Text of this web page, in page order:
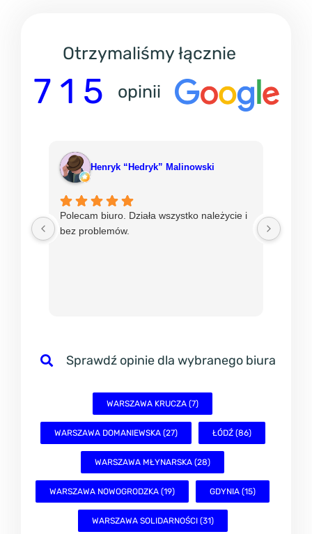
Otrzymaliśmy łącznie
7 1 5 opinii
Henryk “Hedryk” Malinowski
Polecam biuro. Działa wszystko należycie i
bez problemów.
Sprawdź opinie dla wybranego biura
WARSZAWA KRUCZA (7)
WARSZAWA DOMANIEWSKA (27) ŁÓDŹ (86)
WARSZAWA MŁYNARSKA (28)
WARSZAWA NOWOGRODZKA (19) GDYNIA (15)
WARSZAWA SOLIDARNOŚCI (31)